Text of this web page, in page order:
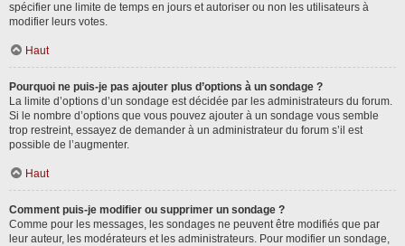
spécifier une limite de temps en jours et autoriser ou non les utilisateurs à
modifier leurs votes.
Haut
Pourquoi ne puis-je pas ajouter plus d’options à un sondage ?
La limite d’options d’un sondage est décidée par les administrateurs du forum.
Si le nombre d’options que vous pouvez ajouter à un sondage vous semble
trop restreint, essayez de demander à un administrateur du forum s’il est
possible de l’augmenter.
Haut
Comment puis-je modifier ou supprimer un sondage ?
Comme pour les messages, les sondages ne peuvent être modifiés que par
leur auteur, les modérateurs et les administrateurs. Pour modifier un sondage,